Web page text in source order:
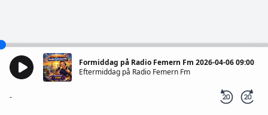
Formiddag på Radio Femern Fm 2026-04-06 09:00
Eftermiddag på Radio Femern Fm
-